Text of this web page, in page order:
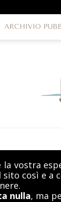
ARCHIVIO
la vostra
così e a
nulla, ma